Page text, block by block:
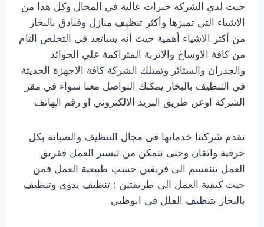
حيث لدي الشركة خبرات عالية في المجال وكل هذا من
الاشياء التي تميزها وأكثر تنظيف منازل وفنادق بالبخار
من أكثر الاشياء أهمية حيث أنه يساتعد في التخلص التام
من كافة الاوساخ والاتربة المتراكمة علي الحوائد
والجدران والستائر وتمتلك الشركة كافة الاجهزة الحديثة
في التنظيف بالبخار يمكنك التواصل معنا سواء في مقر
الشركة اوعن طريق البريد الالكتروني او رقم الهاتف
تقدم شركتنا خدماتها فى مجال التنظيف والصيانة بكل
حرفية واتقان وحتى تتمكن من تيسير العمل ففريق
العمل يتنقسم الى فريقين حسب طبيعية العمل فمن
حيث كيفية العمل الى طريقتين : تنظيف يدوى وتنظيف
بالبخار بتنظيف الفلل في ابوظبي